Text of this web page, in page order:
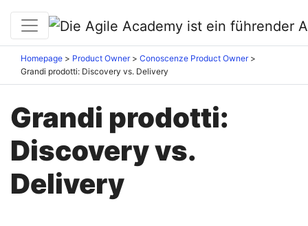
Homepage Product Owner
Conoscenze Product Owner
Grandi prodotti: Discovery vs. Delivery
Grandi prodotti:
Discovery vs.
Delivery